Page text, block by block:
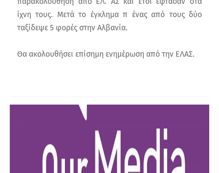
ίχνη τους. Μετά το έγκλημα π ένας από τους δύο
ταξίδεψε 5 φορές στην Αλβανία.
Θα ακολουθήσει επίσημη ενημέρωση από την ΕΛΑΣ.